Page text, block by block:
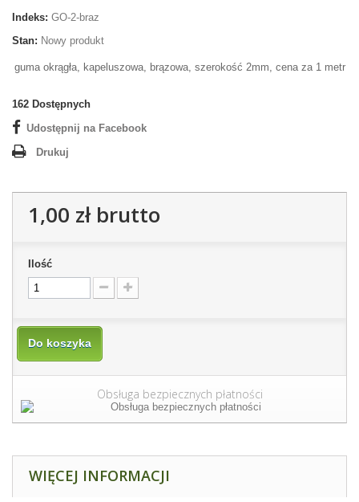
Indeks: GO-2-braz
Stan: Nowy produkt
guma okrągła, kapeluszowa, brązowa, szerokość 2mm, cena za 1 metr
162 Dostępnych
Udostępnij na Facebook
Drukuj
1,00 złbrutto
Ilość
Do koszyka
Obsługa bezpiecznych płatności
WIĘCEJ INFORMACJI